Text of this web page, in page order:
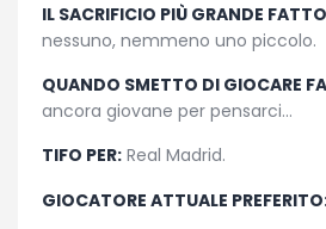
IL SACRIFICIO PIÙ GRANDE
nessuno, nemmeno uno piccolo.
QUANDO SMETTO DI GIOCARE
ancora giovane per pensarci…
TIFO PER: Real Madrid.
GIOCATORE ATTUALE